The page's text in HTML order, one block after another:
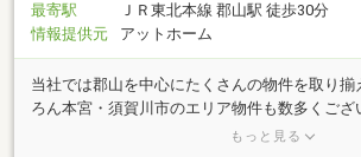
最寄駅
ＪＲ東北本線 郡山駅 徒歩30分
情報提供元
アットホーム
当社では郡山を中心にたくさんの物件を取り揃
ろん本宮・須賀川市のエリア物件も数多くござ
マンション・賃貸アパート・賃貸戸建・貸事務
もっと見る